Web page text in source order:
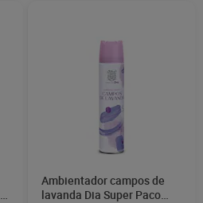
Ambientador campos de
lavanda Dia Super Paco